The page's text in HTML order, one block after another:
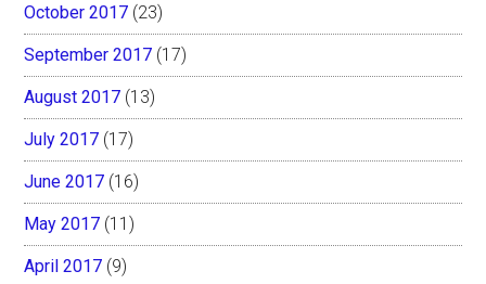
October 2017 (23)
September 2017 (17)
August 2017 (13)
July 2017 (17)
June 2017 (16)
May 2017 (11)
April 2017 (9)